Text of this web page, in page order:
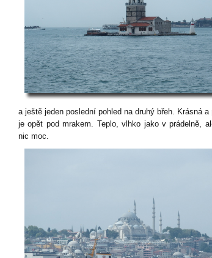
a ještě jeden poslední pohled na druhý břeh. Krásná
je opět pod mrakem. Teplo, vlhko jako v prádelně,
nic moc.